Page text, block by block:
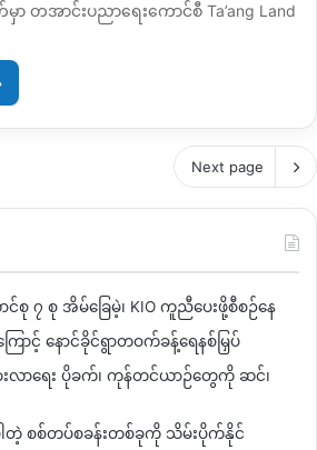
တအာင်းပညာရေးကောင်စီ Ta’ang Land
Next page
စု ၇ စု အိမ်ခြေမဲ့၊ KIO ကူညီပေးဖို့စီစဉ်နေ
ောင့် နောင်ခိုင်ရွာတဝက်ခန့်ရေနစ်မြှပ်
းလာရေး ပိုခက်၊ ကုန်တင်ယာဉ်တွေကို ဆင်၊
တဲ့ စစ်တပ်စခန်းတစ်ခုကို သိမ်းပိုက်နိုင်